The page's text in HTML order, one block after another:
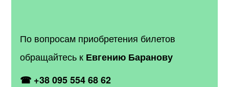
По вопросам приобретения билетов
обращайтесь к Евгению Баранову
☎ +38 095 554 68 62